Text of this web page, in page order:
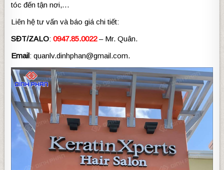
tóc đến tận nơi,…
Liên hệ tư vấn và báo giá chi tiết:
SĐT/ZALO:0947.85.0022– Mr. Quân.
Email: quanlv.dinhphan@gmail.com.